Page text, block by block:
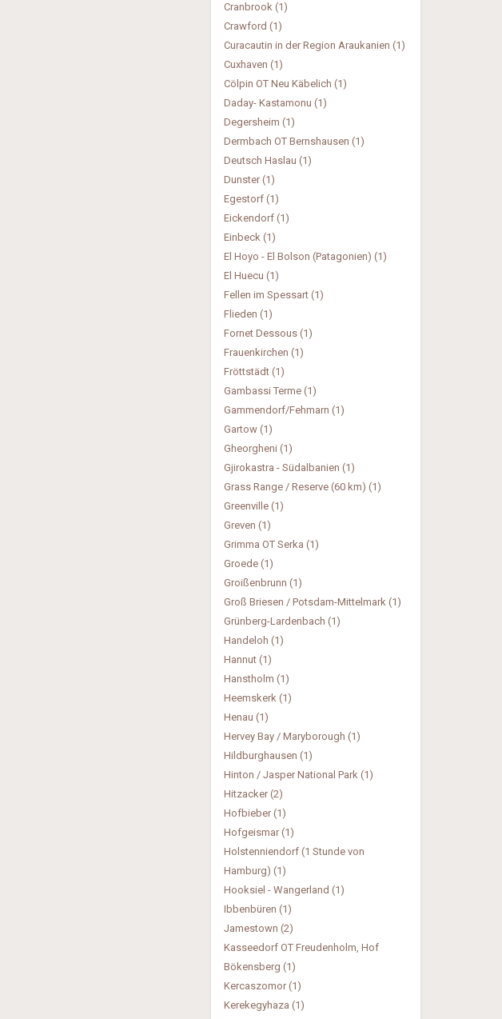
Cranbrook (1)
Crawford (1)
Curacautin in der Region Araukanien (1)
Cuxhaven (1)
Cölpin OT Neu Käbelich (1)
Daday- Kastamonu (1)
Degersheim (1)
Dermbach OT Bernshausen (1)
Deutsch Haslau (1)
Dunster (1)
Egestorf (1)
Eickendorf (1)
Einbeck (1)
El Hoyo - El Bolson (Patagonien) (1)
El Huecu (1)
Fellen im Spessart (1)
Flieden (1)
Fornet Dessous (1)
Frauenkirchen (1)
Fröttstädt (1)
Gambassi Terme (1)
Gammendorf/Fehmarn (1)
Gartow (1)
Gheorgheni (1)
Gjirokastra - Südalbanien (1)
Grass Range / Reserve (60 km) (1)
Greenville (1)
Greven (1)
Grimma OT Serka (1)
Groede (1)
Groißenbrunn (1)
Groß Briesen / Potsdam-Mittelmark (1)
Grünberg-Lardenbach (1)
Handeloh (1)
Hannut (1)
Hanstholm (1)
Heemskerk (1)
Henau (1)
Hervey Bay / Maryborough (1)
Hildburghausen (1)
Hinton / Jasper National Park (1)
Hitzacker (2)
Hofbieber (1)
Hofgeismar (1)
Holstenniendorf (1 Stunde von
Hamburg) (1)
Hooksiel - Wangerland (1)
Ibbenbüren (1)
Jamestown (2)
Kasseedorf OT Freudenholm, Hof
Bökensberg (1)
Kercaszomor (1)
Kerekegyhaza (1)